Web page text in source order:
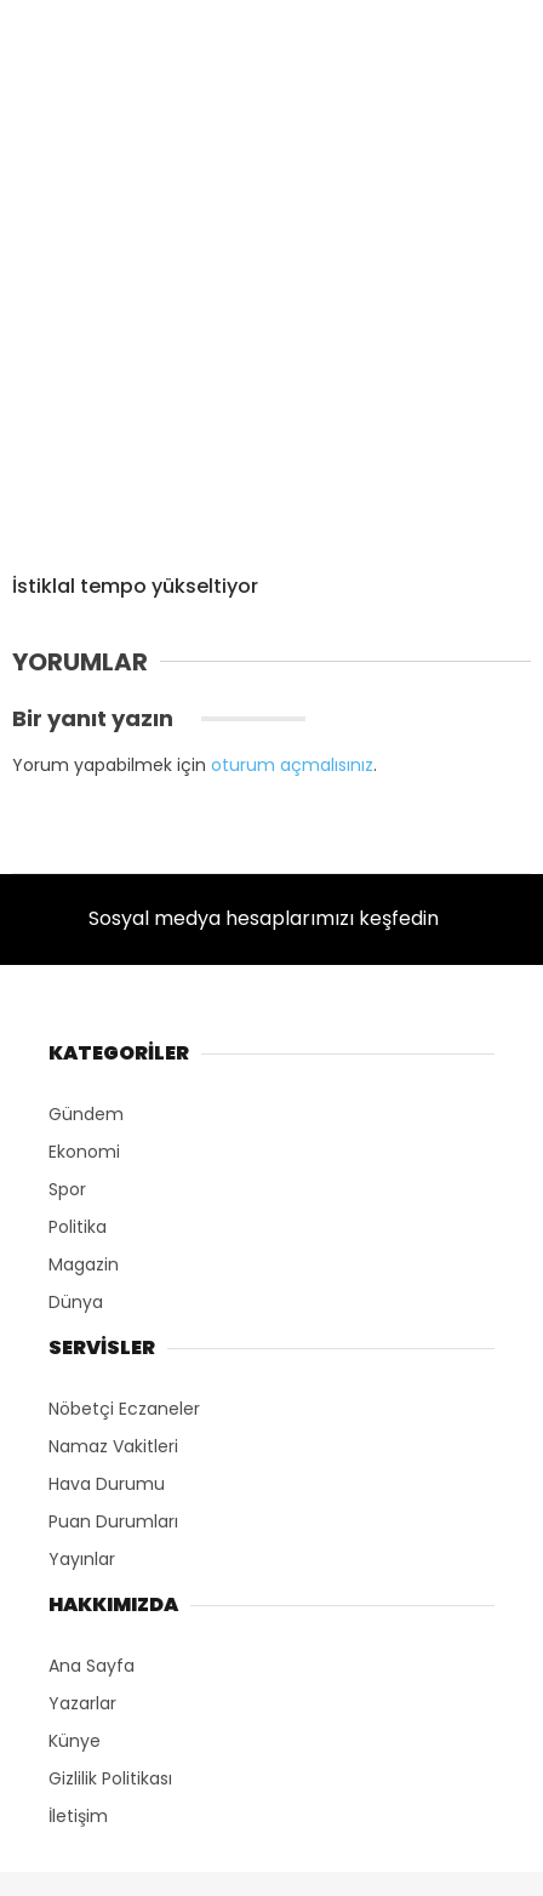
İstiklal tempo yükseltiyor
YORUMLAR
Bir yanıt yazın
Yorum yapabilmek için oturum açmalısınız.
Sosyal medya hesaplarımızı keşfedin
KATEGORİLER
Gündem
Ekonomi
Spor
Politika
Magazin
Dünya
SERVİSLER
Nöbetçi Eczaneler
Namaz Vakitleri
Hava Durumu
Puan Durumları
Yayınlar
HAKKIMIZDA
Ana Sayfa
Yazarlar
Künye
Gizlilik Politikası
İletişim